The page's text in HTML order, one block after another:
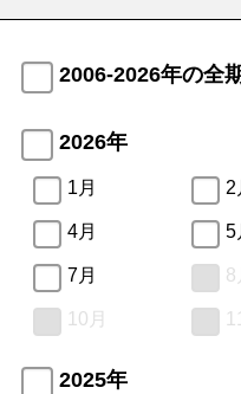
2006-2026年の全
2026年
1月 2
4月 5
7月 8
10月
2025年